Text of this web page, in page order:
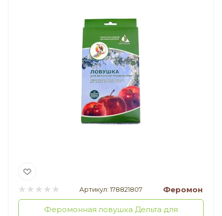
Артикул: 178821807 Феромон
Феромонная ловушка Дельта для